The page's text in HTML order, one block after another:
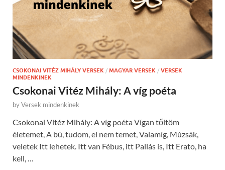
CSOKONAI VITÉZ MIHÁLY VERSEK / MAGYAR VERSEK / VERSEK
MINDENKINEK
Csokonai Vitéz Mihály: A víg poéta
byVersek mindenkinek
Csokonai Vitéz Mihály: A víg poéta Vígan tőltöm
életemet, A bú, tudom, el nem temet, Valamíg, Múzsák,
veletek Itt lehetek. Itt van Fébus, itt Pallás is, Itt Erato, ha
kell, …